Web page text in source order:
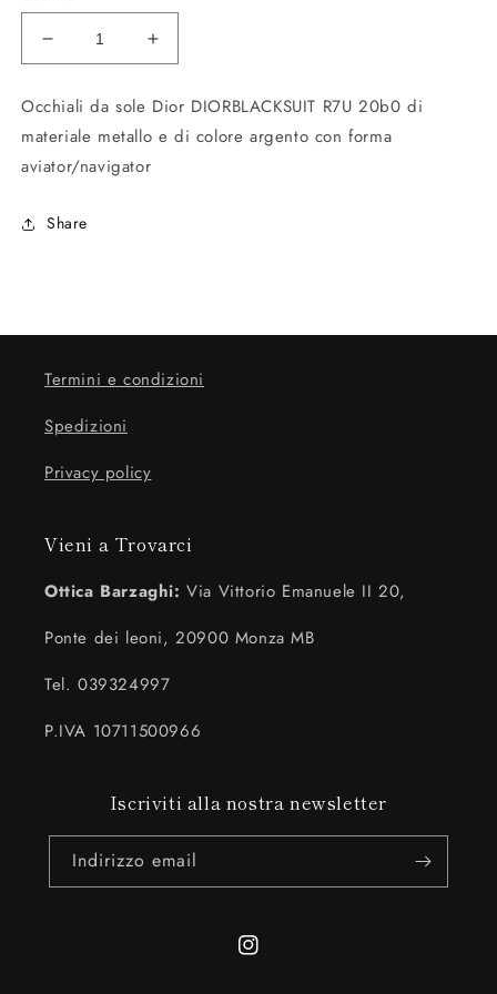
Diminuisci
quantità
per
DIORBLACKSUIT
R7U
20b0
Aumenta
quantità
per
DIORBLACKSUIT
R7U
Occhiali da sole Dior DIORBLACKSUIT R7U 20b0 di
materiale metallo e di colore argento con forma
aviator/navigator
Share
Termini e condizioni
Spedizioni
Privacy policy
Vieni a Trovarci
Ottica Barzaghi: Via Vittorio Emanuele II 20,
Ponte dei leoni, 20900 Monza MB
Tel. 039324997
P.IVA 10711500966
Iscriviti alla nostra newsletter
Indirizzo email
Instagram